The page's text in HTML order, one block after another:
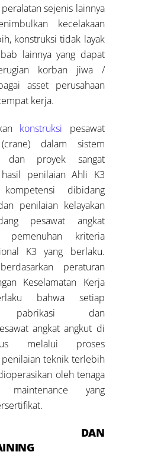
sejenis lainnya
kecelakaan
konstruksi tidak layak
lainnya yang dapat
korban jiwa /
asset perusahaan
kerja.
konstruksi pesawat
dalam sistem
dan proyek sangat
penilaian Ahli K3
dibidang
penilaian kelayakan
pesawat angkat
pemenuhan kriteria
K3 yang berlaku.
peraturan
Keselamatan Kerja
bahwa setiap
pabrikasi dan
angkat angkut di
melalui proses
teknik terlebih
oleh tenaga
yang
DAN